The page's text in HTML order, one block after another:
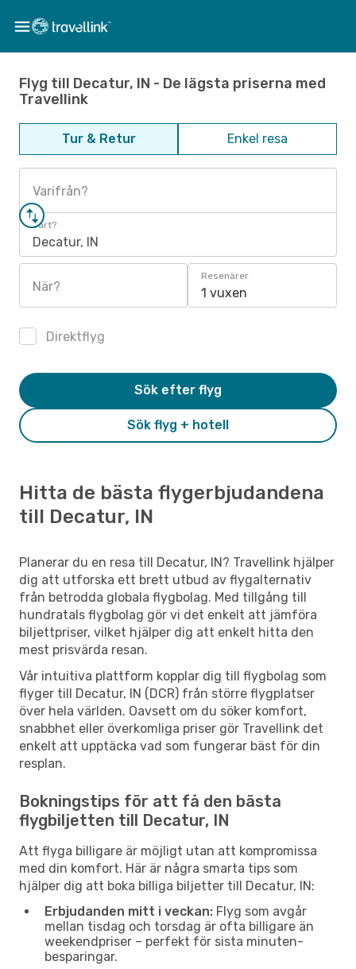
Flyg till Decatur, IN - De lägsta priserna med
Travellink
Tur & Retur Enkel resa
Varifrån?
Vart?
Decatur, IN
När?
Resenärer
1 vuxen
Direktflyg
Sök flyg + hotell
Sök efter flyg
Hitta de bästa flygerbjudandena
till Decatur, IN
Planerar du en resa till Decatur, IN? Travellink hjälper
dig att utforska ett brett utbud av flygalternativ
från betrodda globala flygbolag. Med tillgång till
hundratals flygbolag gör vi det enkelt att jämföra
biljettpriser, vilket hjälper dig att enkelt hitta den
mest prisvärda resan.
Vår intuitiva plattform kopplar dig till flygbolag som
flyger till Decatur, IN (DCR) från större flygplatser
över hela världen. Oavsett om du söker komfort,
snabbhet eller överkomliga priser gör Travellink det
enkelt att upptäcka vad som fungerar bäst för din
resplan.
Bokningstips för att få den bästa
flygbiljetten till Decatur, IN
Att flyga billigare är möjligt utan att kompromissa
med din komfort. Här är några smarta tips som
hjälper dig att boka billiga biljetter till Decatur, IN:
Erbjudanden mitt i veckan: Flyg som avgår
mellan tisdag och torsdag är ofta billigare än
weekendpriser – perfekt för sista minuten-
besparingar.